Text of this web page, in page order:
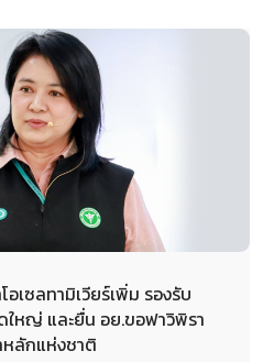
อเซลทามิเวียร์เพิ่ม รองรับ
ใหญ่ และยื่น อย.ขอฟาวิพิรา
หลักแห่งชาติ